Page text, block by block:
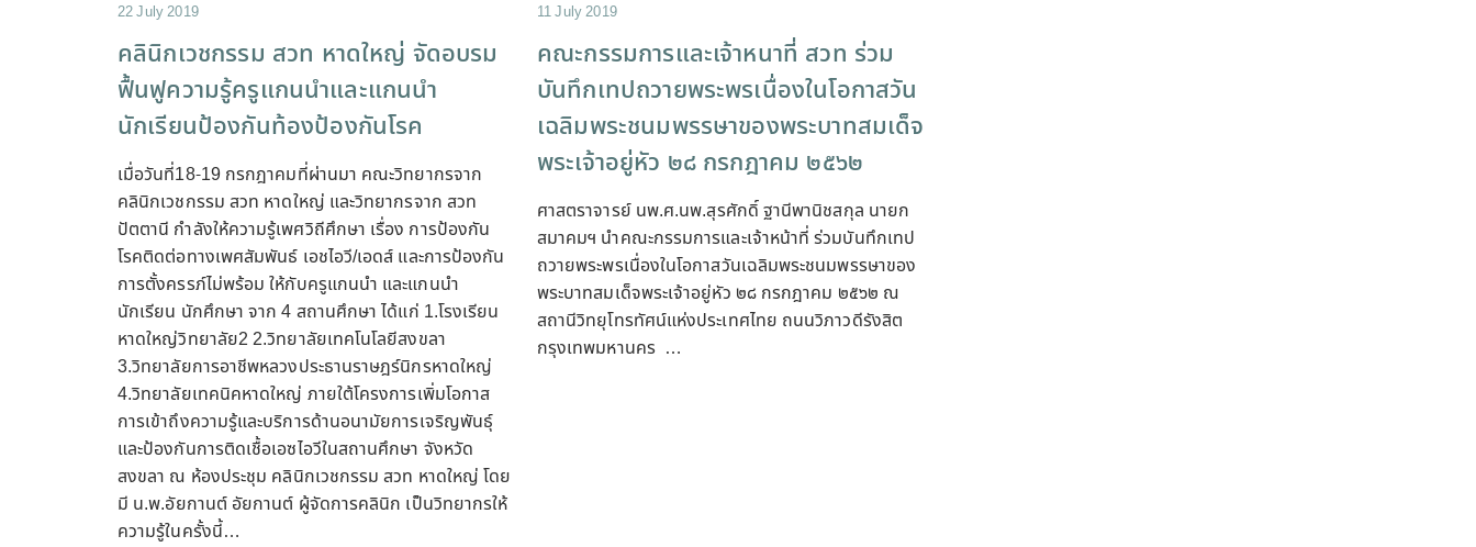
22 July 2019
คลินิกเวชกรรม สวท หาดใหญ่ จัดอบรม
ฟื้นฟูความรู้ครูแกนนำและแกนนำ
นักเรียนป้องกันท้องป้องกันโรค
เมื่อวันที่18-19 กรกฎาคมที่ผ่านมา คณะวิทยากรจาก
คลินิกเวชกรรม สวท หาดใหญ่ และวิทยากรจาก สวท
ปัตตานี กำลังให้ความรู้เพศวิถีศึกษา เรื่อง การป้องกัน
โรคติดต่อทางเพศสัมพันธ์ เอชไอวี/เอดส์ และการป้องกัน
การตั้งครรภ์ไม่พร้อม ให้กับครูแกนนำ และแกนนำ
นักเรียน นักศึกษา จาก 4 สถานศึกษา ได้แก่ 1.โรงเรียน
หาดใหญ่วิทยาลัย2 2.วิทยาลัยเทคโนโลยีสงขลา
3.วิทยาลัยการอาชีพหลวงประธานราษฎร์นิกรหาดใหญ่
4.วิทยาลัยเทคนิคหาดใหญ่ ภายใต้โครงการเพิ่มโอกาส
การเข้าถึงความรู้และบริการด้านอนามัยการเจริญพันธุ์
และป้องกันการติดเชื้อเอซไอวีในสถานศึกษา จังหวัด
สงขลา ณ ห้องประชุม คลินิกเวชกรรม สวท หาดใหญ่ โดย
มี น.พ.อัยกานต์ อัยกานต์ ผู้จัดการคลินิก เป็นวิทยากรให้
ความรู้ในครั้งนี้…
11 July 2019
คณะกรรมการและเจ้าหนาที่ สวท ร่วม
บันทึกเทปถวายพระพรเนื่องในโอกาสวัน
เฉลิมพระชนมพรรษาของพระบาทสมเด็จ
พระเจ้าอยู่หัว ๒๘ กรกฎาคม ๒๕๖๒
ศาสตราจารย์ นพ.ศ.นพ.สุรศักดิ์ ฐานีพานิชสกุล นายก
สมาคมฯ นำคณะกรรมการและเจ้าหน้าที่ ร่วมบันทึกเทป
ถวายพระพรเนื่องในโอกาสวันเฉลิมพระชนมพรรษาของ
พระบาทสมเด็จพระเจ้าอยู่หัว ๒๘ กรกฎาคม ๒๕๖๒ ณ
สถานีวิทยุโทรทัศน์แห่งประเทศไทย ถนนวิภาวดีรังสิต
กรุงเทพมหานคร …